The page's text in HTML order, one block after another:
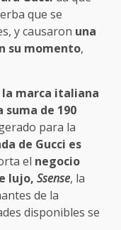
que se
y causaron una
su momento,
la marca italiana
suma de 190
para la
de Gucci es
el negocio
lujo, Ssense, la
de la
disponibles se